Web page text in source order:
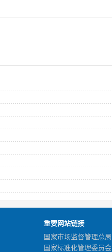
重要网站链接
国家市场监督管理总局
国家标准化管理委员会